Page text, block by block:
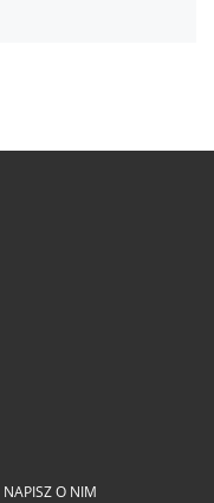
NAPISZ O NIM